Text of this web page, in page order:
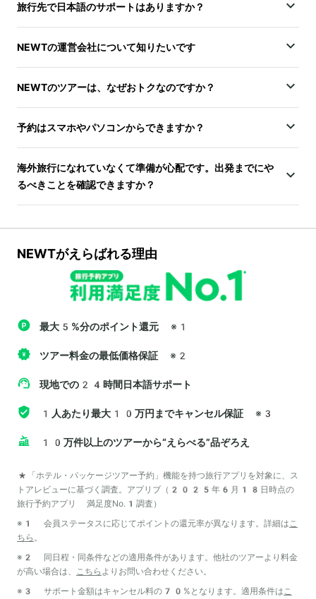
旅行先で日本語のサポートはありますか？
NEWTの運営会社について知りたいです
NEWTのツアーは、なぜおトクなのですか？
予約はスマホやパソコンからできますか？
海外旅行になれていなくて準備が心配です。出発までにや
るべきことを確認できますか？
NEWTがえらばれる理由
最大5%分のポイント還元 ※1
ツアー料金の最低価格保証 ※2
現地での24時間日本語サポート
1人あたり最大10万円までキャンセル保証 ※3
10万件以上のツアーから“えらべる”品ぞろえ
*「ホテル・パッケージツアー予約」機能を持つ旅行アプリを対象に、ス
トアレビューに基づく調査。アプリブ（2025年6月18日時点の
旅行予約アプリ 満足度No.1調査）
※1 会員ステータスに応じてポイントの還元率が異なります。詳細は こ
ちら 。
※2 同日程・同条件などの適用条件があります。他社のツアーより料金
が高い場合は、
こちら よりお問い合わせください。
※3 サポート金額はキャンセル料の70%となります。適用条件は こ